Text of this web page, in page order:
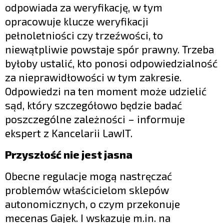
odpowiada za weryfikację, w tym
opracowuje klucze weryfikacji
pełnoletniości czy trzeźwości, to
niewątpliwie powstaje spór prawny. Trzeba
byłoby ustalić, kto ponosi odpowiedzialność
za nieprawidłowości w tym zakresie.
Odpowiedzi na ten moment może udzielić
sąd, który szczegółowo będzie badać
poszczególne zależności – informuje
ekspert z Kancelarii LawIT.
Przyszłość nie jest jasna
Obecne regulacje mogą nastręczać
problemów właścicielom sklepów
autonomicznych, o czym przekonuje
mecenas Gajek. I wskazuje m.in. na